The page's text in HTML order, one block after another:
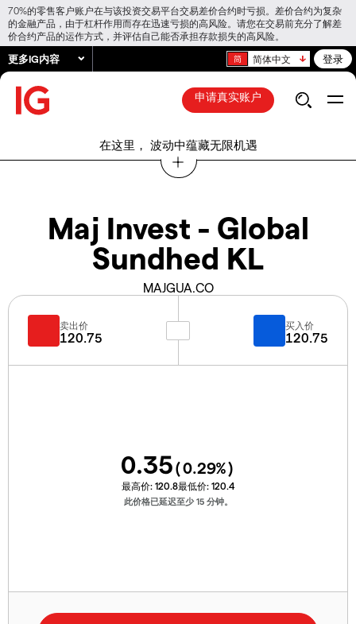
70%的零售客户账户在与该投资交易平台交易差价合约时亏损。差价合约为复杂
的金融产品，由于杠杆作用而存在迅速亏损的高风险。请您在交易前充分了解差
价合约产品的运作方式，并评估自己能否承担存款损失的高风险。
更多IG内容 简体中文 登录
申请真实账户
在这里， 波动中蕴藏无限机遇
Maj Invest - Global
Sundhed KL
MAJGUA.CO
卖出价
120.75
买入价
120.75
0.35(0.29%)
最高价: 120.8最低价: 120.4
此价格已延迟至少 15 分钟。